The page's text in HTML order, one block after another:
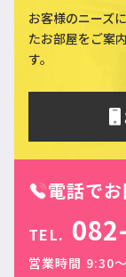
お客様のニーズ
たお部屋をご案
す。
電話で
TEL.
営業時間 9:30